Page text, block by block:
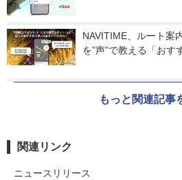
NAVITIME、ルート案
を”声”で教える「おす
もっと関連記事
関連リンク
ニュースリリース